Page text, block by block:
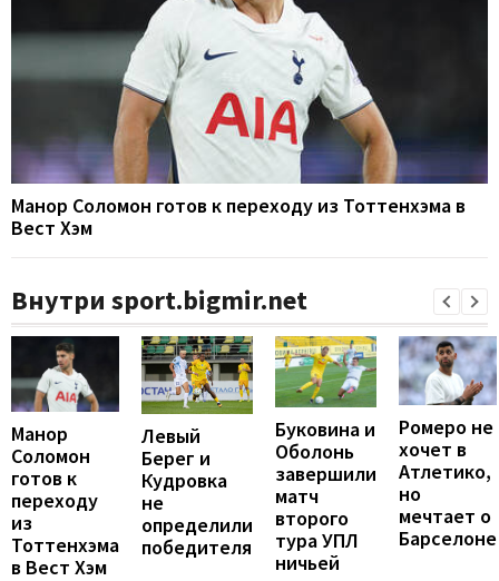
Манор Соломон готов к переходу из Тоттенхэма в
Вест Хэм
Внутри sport.bigmir.net
Манор
Соломон
готов к
переходу
из
Тоттенхэма
в Вест Хэм
Левый
Берег и
Кудровка
не
определили
победителя
Буковина и
Оболонь
завершили
матч
второго
тура УПЛ
ничьей
Ромеро не
хочет в
Атлетико,
но
мечтает о
Барселоне